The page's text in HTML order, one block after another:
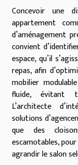
Concevoir une
appartement
d’aménagement
convient
espace, qu’il
repas, afin
mobilier
fluide, évitant
L’architecte
solutions
que des
escamotables,
agrandir le salon